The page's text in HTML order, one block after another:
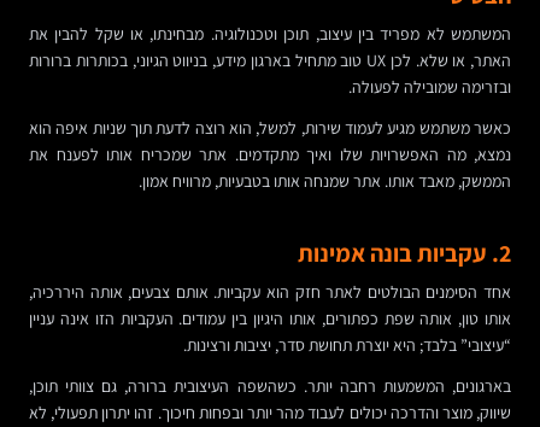
המשתמש לא מפריד בין עיצוב, תוכן וטכנולוגיה. מבחינתו, או שקל להבין את
האתר, או שלא. לכן UX טוב מתחיל בארגון מידע, בניווט הגיוני, בכותרות ברורות
ובזרימה שמובילה לפעולה.
כאשר משתמש מגיע לעמוד שירות, למשל, הוא רוצה לדעת תוך שניות איפה הוא
נמצא, מה האפשרויות שלו ואיך מתקדמים. אתר שמכריח אותו לפענח את
הממשק, מאבד אותו. אתר שמנחה אותו בטבעיות, מרוויח אמון.
2. עקביות בונה אמינות
אחד הסימנים הבולטים לאתר חזק הוא עקביות. אותם צבעים, אותה היררכיה,
אותו טון, אותה שפת כפתורים, אותו היגיון בין עמודים. העקביות הזו אינה עניין
“עיצובי” בלבד; היא יוצרת תחושת סדר, יציבות ורצינות.
בארגונים, המשמעות רחבה יותר. כשהשפה העיצובית ברורה, גם צוותי תוכן,
שיווק, מוצר והדרכה יכולים לעבוד מהר יותר ובפחות חיכוך. זהו יתרון תפעולי, לא